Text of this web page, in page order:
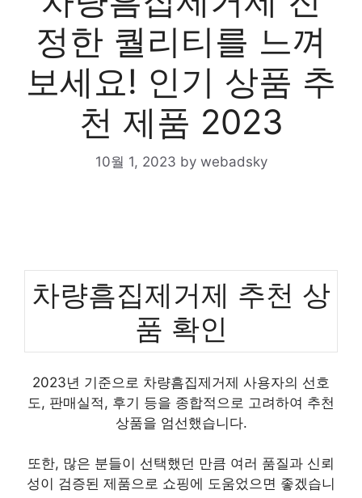
정한 퀄리티를 느껴
보세요! 인기 상품 추
천 제품 2023
10월 1, 2023 by webadsky
차량흠집제거제 추천 상
품 확인
2023년 기준으로 차량흠집제거제 사용자의 선호
도, 판매실적, 후기 등을 종합적으로 고려하여 추천
상품을 엄선했습니다.
또한, 많은 분들이 선택했던 만큼 여러 품질과 신뢰
성이 검증된 제품으로 쇼핑에 도움었으면 좋겠습니